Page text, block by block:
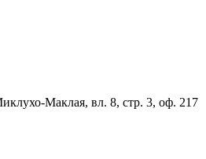
Маклая, вл. 8, стр. 3, оф. 217